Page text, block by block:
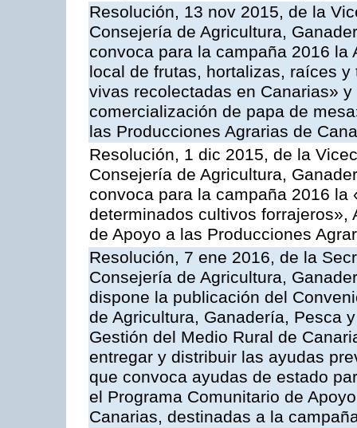
Resolución, 13 nov 2015, de la
Consejería de Agricultura,
convoca para la campaña 2016
local de frutas, hortalizas, raíces
vivas recolectadas en Canarias»
comercialización de papa de
las Producciones Agrarias de
Resolución, 1 dic 2015, de la
Consejería de Agricultura,
convoca para la campaña 2016 la
determinados cultivos forrajeros»,
de Apoyo a las Producciones
Resolución, 7 ene 2016, de la
Consejería de Agricultura,
dispone la publicación del
de Agricultura, Ganadería, Pesca
Gestión del Medio Rural de
entregar y distribuir las ayudas
que convoca ayudas de estado
el Programa Comunitario de
Canarias, destinadas a la